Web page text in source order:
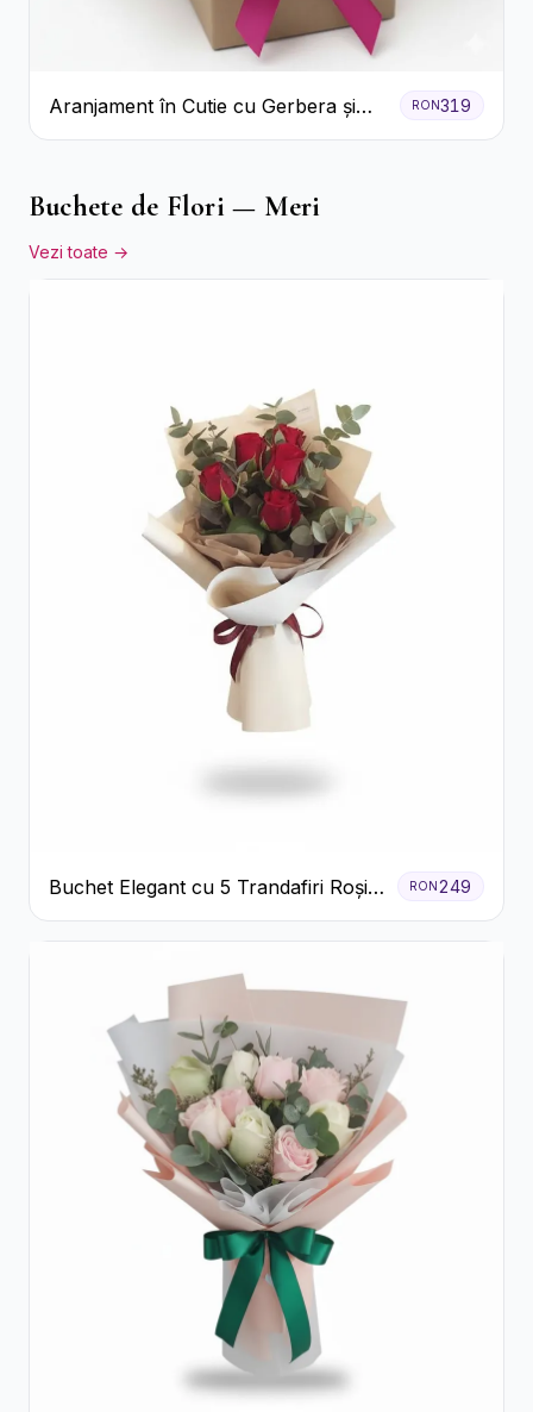
Aranjament în Cutie cu Gerbera și
Trandafiri Roz
RON319
Buchete de Flori — Meri
Vezi toate →
Buchet Elegant cu 5 Trandafiri Roșii
și Eucalipt
RON 249